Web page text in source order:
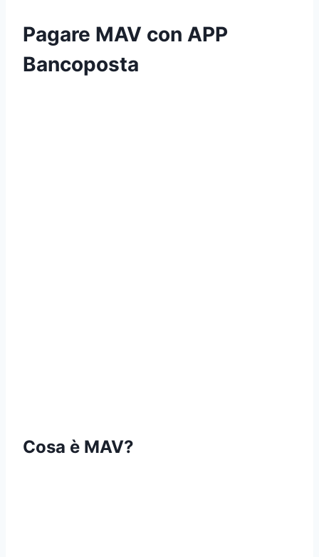
Pagare MAV con APP
Bancoposta
Cosa è MAV?